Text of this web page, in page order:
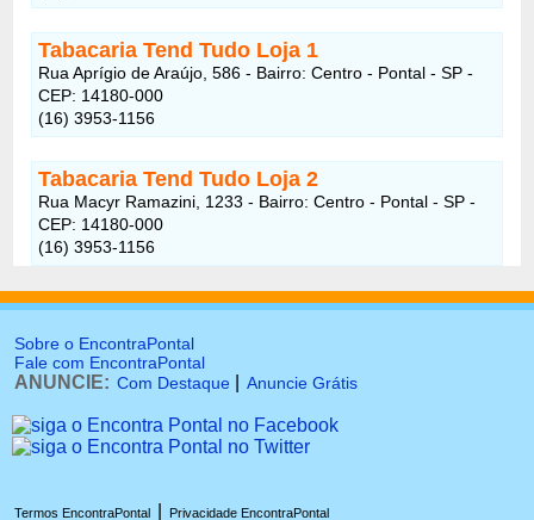
Tabacaria Tend Tudo Loja 1
Rua Aprígio de Araújo, 586 - Bairro: Centro - Pontal - SP -
CEP: 14180-000
(16) 3953-1156
Tabacaria Tend Tudo Loja 2
Rua Macyr Ramazini, 1233 - Bairro: Centro - Pontal - SP -
CEP: 14180-000
(16) 3953-1156
Sobre o EncontraPontal
Fale com EncontraPontal
ANUNCIE: Com Destaque Anuncie Grátis
Termos EncontraPontal Privacidade EncontraPontal